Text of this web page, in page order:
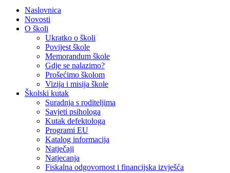
Naslovnica
Novosti
O školi
Ukratko o školi
Povijest škole
Memorandum škole
Gdje se nalazimo?
Prošećimo školom
Vizija i misija škole
Školski kutak
Suradnja s roditeljima
Savjeti psihologa
Kutak defektologa
Programi EU
Katalog informacija
Natječaji
Natjecanja
Fiskalna odgovornost i financijska izvješća